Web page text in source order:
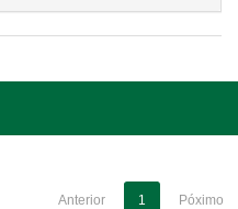
Anterior 1 Póximo